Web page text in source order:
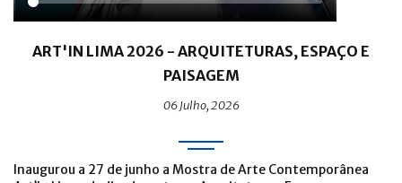
ART'IN LIMA 2026 - ARQUITETURAS, ESPAÇO E
PAISAGEM
06 Julho, 2026
Inaugurou a 27 de junho a Mostra de Arte Contemporânea